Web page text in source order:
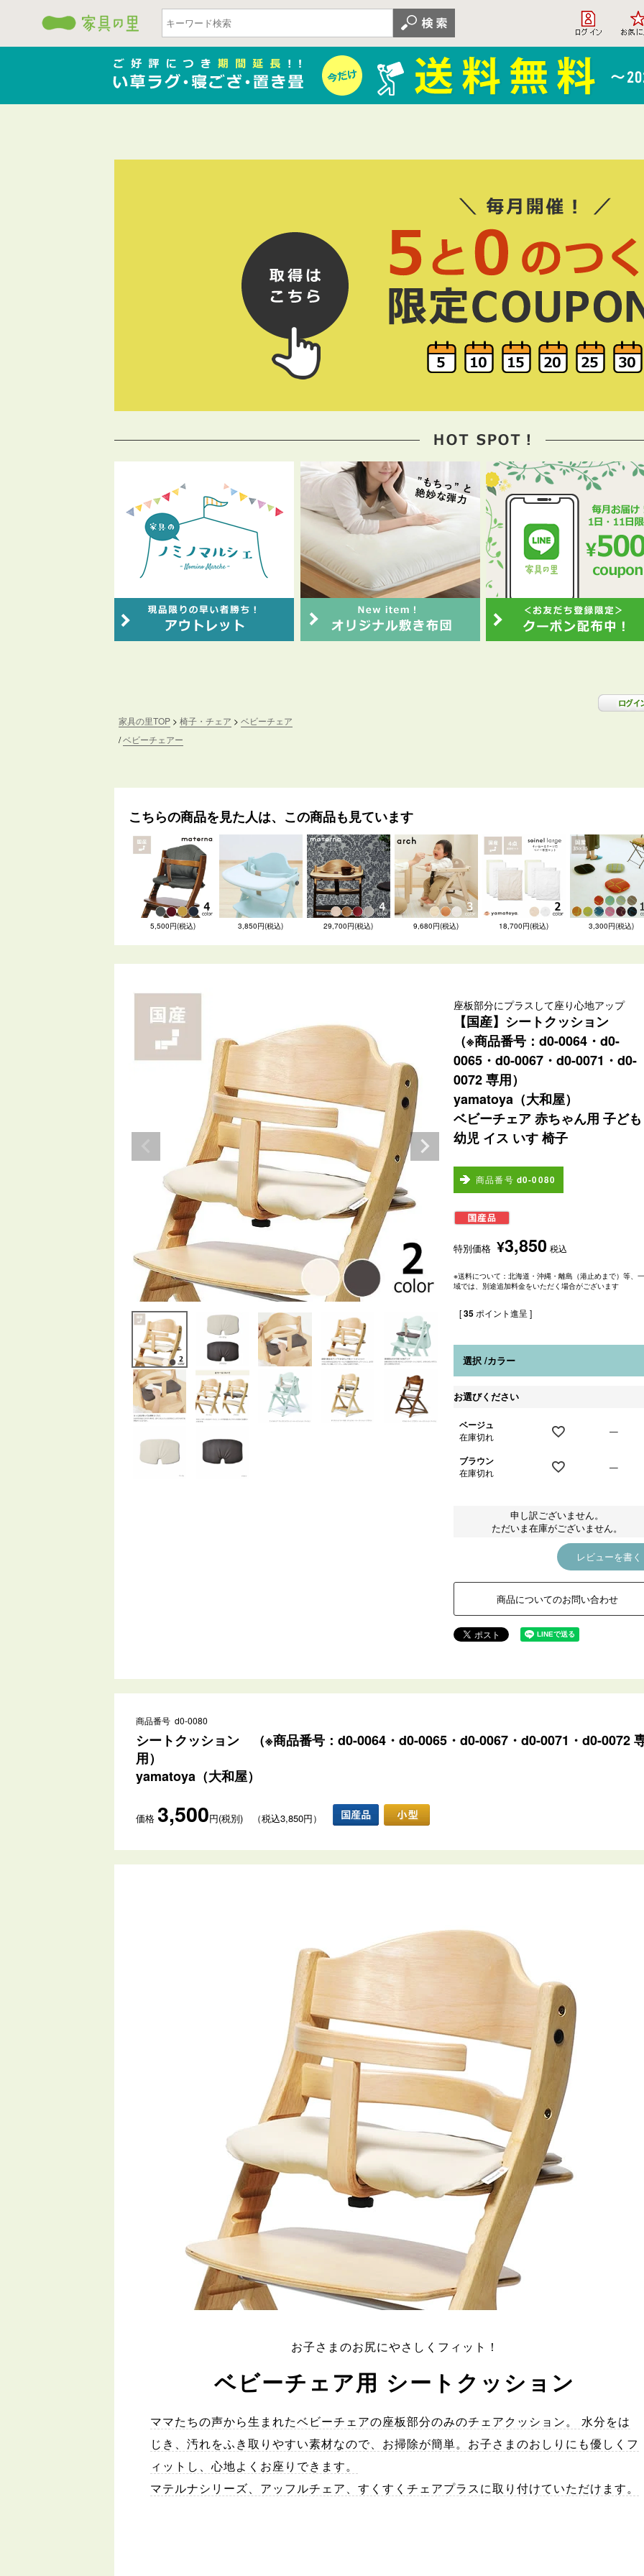
家具の里TOP 椅子・チェア
ベビーチェア
ベビーチェアー
こちらの商品を見た人は、この商品も見ています
5,500円(税込) 3,850円(税込) 29,700円(税込) 9,680円(税込) 18,700円(税込) 3,300円(税込)
座板部分にプラスして座り心地アップ
【国産】シートクッション
（※商品番号：d0-0064・d0-
0065・d0-0067・d0-0071・d0-
0072 専用）
yamatoya（大和屋）
ベビーチェア 赤ちゃん用 子ど
幼児 イス いす 椅子
商品番号 d0-0080
特別価格 ¥3,850 税込
※送料について：北海道・沖縄・離島（港止めまで）等、
域では、別途追加料金をいただく場合がございます
[35 ポイント進呈 ]
選択 カラー
お選びください
ベージュ
在庫切れ
—
ブラウン
在庫切れ
—
申し訳ございません。
ただいま在庫がございません。
レビューを書く
商品についてのお問い合わせ
商品番号 d0-0080
シートクッション （※商品番号：d0-0064・d0-0065・d0-0067・d0-0071・d0-0072
用）
yamatoya（大和屋）
価格 3,500円(税別) （税込3,850円）
お子さまのお尻にやさしくフィット！
ベビーチェア用 シートクッション
ママたちの声から生まれたベビーチェアの座板部分のみのチェアクッション。 水分をは
じき、汚れをふき取りやすい素材なので、お掃除が簡単。お子さまのおしりにも優しくフ
ィットし、心地よくお座りできます。
マテルナシリーズ、アッフルチェア、すくすくチェアプラスに取り付けていただけます。